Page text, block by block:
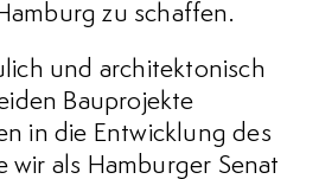
zu schaffen.
und architektonisch
Bauprojekte
in die Entwicklung des
wir als Hamburger Senat